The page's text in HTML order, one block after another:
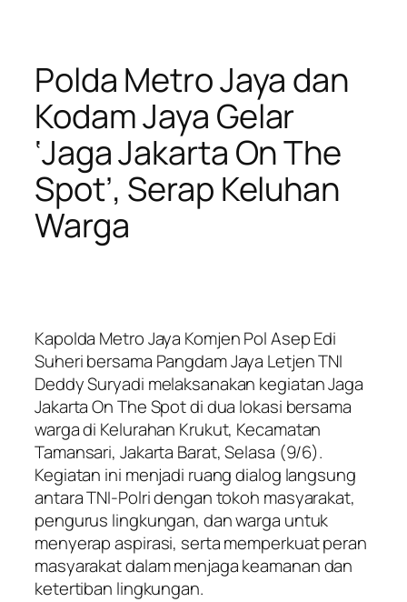
Polda Metro Jaya dan
Kodam Jaya Gelar
‘Jaga Jakarta On The
Spot’, Serap Keluhan
Warga
Kapolda Metro Jaya Komjen Pol Asep Edi
Suheri bersama Pangdam Jaya Letjen TNI
Deddy Suryadi melaksanakan kegiatan Jaga
Jakarta On The Spot di dua lokasi bersama
warga di Kelurahan Krukut, Kecamatan
Tamansari, Jakarta Barat, Selasa (9/6).
Kegiatan ini menjadi ruang dialog langsung
antara TNI-Polri dengan tokoh masyarakat,
pengurus lingkungan, dan warga untuk
menyerap aspirasi, serta memperkuat peran
masyarakat dalam menjaga keamanan dan
ketertiban lingkungan.